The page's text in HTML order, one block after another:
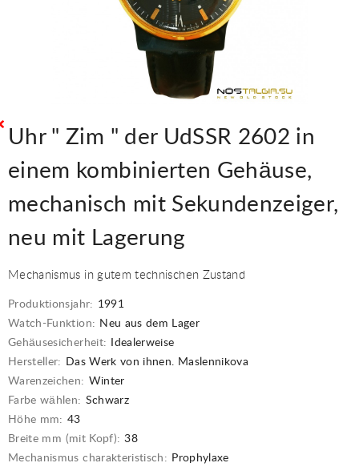
Uhr " Zim " der UdSSR 2602 in
einem kombinierten Gehäuse,
mechanisch mit Sekundenzeiger,
neu mit Lagerung
Mechanismus in gutem technischen Zustand
Produktionsjahr: 1991
Watch-Funktion: Neu aus dem Lager
Gehäusesicherheit:
Idealerweise
Hersteller:
Das Werk von ihnen. Maslennikova
Warenzeichen: Winter
Farbe wählen: Schwarz
Höhe mm: 43
Breite mm (mit Kopf): 38
Mechanismus charakteristisch: Prophylaxe